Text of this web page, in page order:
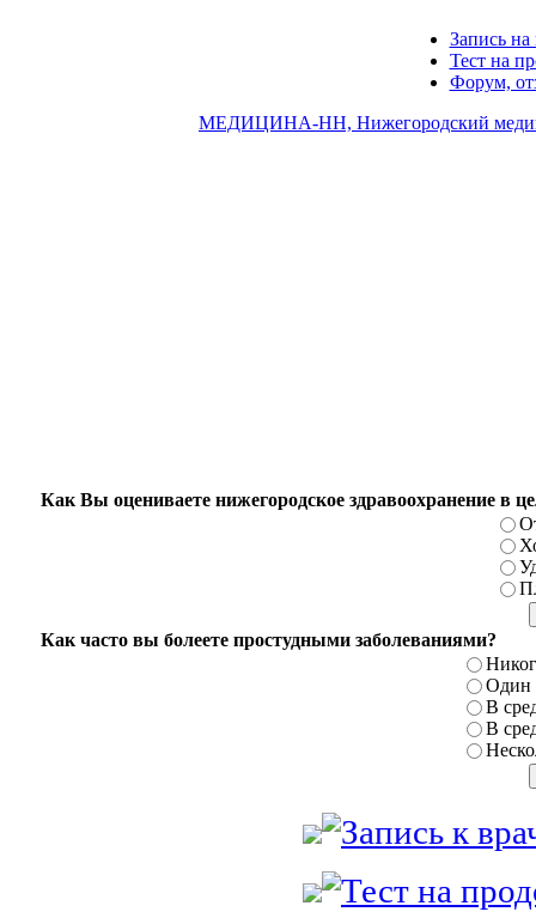
Запись на
Тест на
Форум,
МЕДИЦИНА-НН, Нижегородский
Как Вы оцениваете нижегородское здравоохранение в
Как часто вы болеете простудными заболеваниями?
Один
В
В